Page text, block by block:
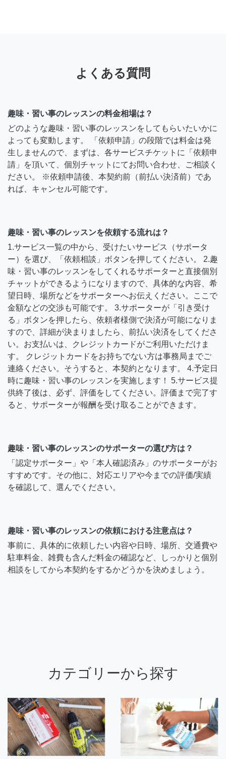
よくある質問
趣味・習い事のレッスンの料金相場は？
どのような趣味・習い事のレッスンをしてもらいたいかに
よっても変動します。 「依頼申請」の段階では料金は発
生しませんので、まずは、各サービスチケットに「依頼申
請」を頂いて、個別チャットにてお問い合わせ、ご相談く
ださい。 ※依頼申請後、本契約前（前払い決済前）であ
れば、キャンセル可能です。
趣味・習い事のレッスンを依頼する流れは？
1.サービス一覧の中から、受けたいサービス（サポータ
ー）を選び、「依頼相談」ボタンを押してください。 2.趣
味・習い事のレッスンをしてくれるサポーターと直接個別
チャットができるようになりますので、具体的な内容、希
望日時、場所などをサポーターへお伝えください。ここで
金額などの交渉も可能です。 3.サポーターが「引き受け
る」ボタンを押したら、依頼者様側で決済が可能になりま
すので、詳細が決まりましたら、前払い決済をしてくださ
い。お支払いは、クレジットカードがご利用いただけま
す。 クレジットカードをお持ちでない方は事務局までご
連絡ください。そうすると、本契約となります。 4.予定日
時に趣味・習い事のレッスンを実施します！ 5.サービス提
供終了後は、必ず、評価をしてください。評価まで完了す
ると、サポーターが報酬を受け取ることができます。
趣味・習い事のレッスンのサポーターの選び方は？
「認定サポーター」や「本人確認済み」のサポーターがお
すすめです。その他に、対応エリアや今までの評価/実績
を確認して、選んでください。
趣味・習い事のレッスンの依頼における注意点は？
事前に、具体的に依頼したい内容や日時、場所、交通費や
駐車料金、雑費も含んだ料金の確認など、しっかりと個別
相談をしてから本契約をするかどうかを決めましょう。
カテゴリーから探す